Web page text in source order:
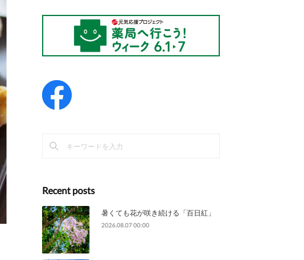
Recent posts
暑くても花が咲き続ける「百日紅」
2026.08.07 00:00